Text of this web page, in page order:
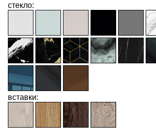
стекло:
вставки: